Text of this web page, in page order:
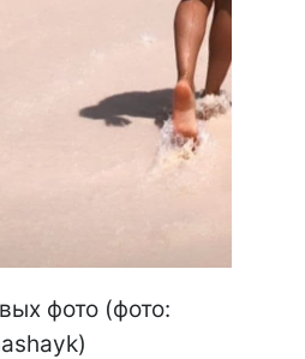
фото (фото: